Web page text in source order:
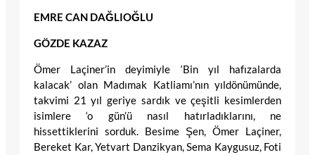
EMRE CAN DAĞLIOĞLU
GÖZDE KAZAZ
Ömer Laçiner’in deyimiyle ‘Bin yıl hafızalarda
kalacak’ olan Madımak Katliamı’nın yıldönümünde,
takvimi 21 yıl geriye sardık ve çeşitli kesimlerden
isimlere ‘o gün’ü nasıl hatırladıklarını, ne
hissettiklerini sorduk. Besime Şen, Ömer Laçiner,
Bereket Kar, Yetvart Danzikyan, Sema Kaygusuz, Foti